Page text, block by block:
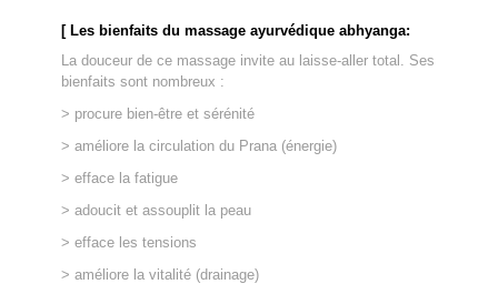
[ Les bienfaits du massage ayurvédique abhyanga:
La douceur de ce massage invite au laisse-aller total. Ses
bienfaits sont nombreux :
> procure bien-être et sérénité
> améliore la circulation du Prana (énergie)
> efface la fatigue
> adoucit et assouplit la peau
> efface les tensions
> améliore la vitalité (drainage)